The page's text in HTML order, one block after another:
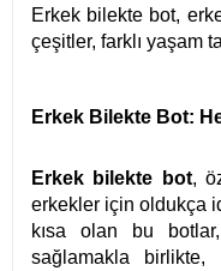
Erkek bilekte bot,
çeşitler, farklı yaşam
Erkek Bilekte Bot:
Erkek bilekte bot,
erkekler için oldukça
kısa olan bu
sağlamakla birlikte,